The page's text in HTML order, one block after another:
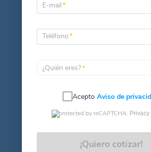
E-mail*
Teléfono*
¿Quién eres?*
AceptoAviso de
protected by reCAPTCHA. Privacy
¡Quiero cotizar!